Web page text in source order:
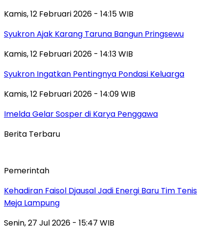
Kamis, 12 Februari 2026 - 14:15 WIB
Syukron Ajak Karang Taruna Bangun Pringsewu
Kamis, 12 Februari 2026 - 14:13 WIB
Syukron Ingatkan Pentingnya Pondasi Keluarga
Kamis, 12 Februari 2026 - 14:09 WIB
Imelda Gelar Sosper di Karya Penggawa
Berita Terbaru
Pemerintah
Kehadiran Faisol Djausal Jadi Energi Baru Tim Tenis
Meja Lampung
Senin, 27 Jul 2026 - 15:47 WIB